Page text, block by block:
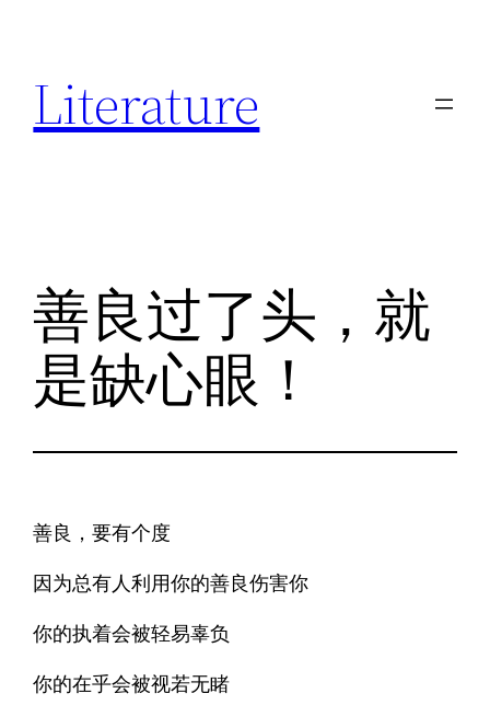
Literature
善良过了头，就
是缺心眼！
善良，要有个度
因为总有人利用你的善良伤害你
你的执着会被轻易辜负
你的在乎会被视若无睹